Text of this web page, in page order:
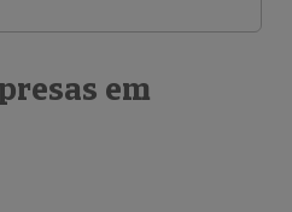
em